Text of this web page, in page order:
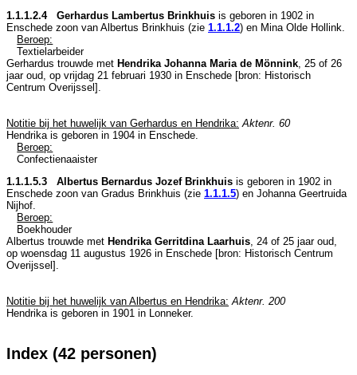
1.1.1.2.4 Gerhardus Lambertus Brinkhuis is geboren in 1902 in
Enschede zoon van Albertus Brinkhuis (zie 1.1.1.2) en Mina Olde Hollink.
Beroep:
Textielarbeider
Gerhardus trouwde met Hendrika Johanna Maria de Mönnink, 25 of 26
jaar oud, op vrijdag 21 februari 1930 in Enschede [bron: Historisch
Centrum Overijssel ].
Notitie bij het huwelijk van Gerhardus en Hendrika: Aktenr. 60
Hendrika is geboren in 1904 in Enschede.
Beroep:
Confectienaaister
1.1.1.5.3 Albertus Bernardus Jozef Brinkhuis is geboren in 1902 in
Enschede zoon van Gradus Brinkhuis (zie 1.1.1.5) en Johanna Geertruida
Nijhof.
Beroep:
Boekhouder
Albertus trouwde met Hendrika Gerritdina Laarhuis, 24 of 25 jaar oud,
op woensdag 11 augustus 1926 in Enschede [bron: Historisch Centrum
Overijssel ].
Notitie bij het huwelijk van Albertus en Hendrika: Aktenr. 200
Hendrika is geboren in 1901 in Lonneker.
Index (42 personen)